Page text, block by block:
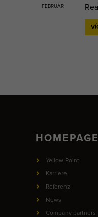
FEBRUAR
HOMEPAGE
Yellow Point
Karriere
Referenz
News
Company partners